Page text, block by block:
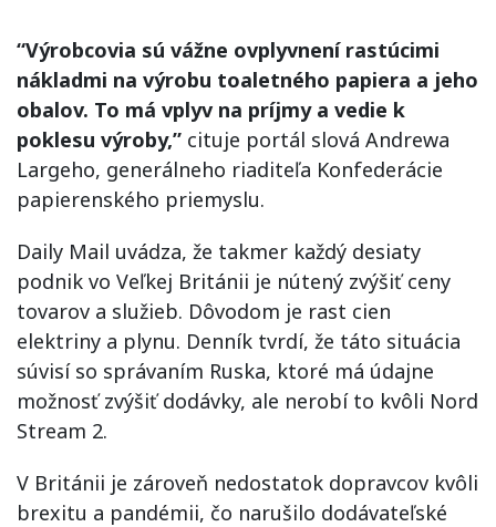
“Výrobcovia sú vážne ovplyvnení rastúcimi
nákladmi na výrobu toaletného papiera a jeho
obalov. To má vplyv na príjmy a vedie k
poklesu výroby,” cituje portál slová Andrewa
Largeho, generálneho riaditeľa Konfederácie
papierenského priemyslu.
Daily Mail uvádza, že takmer každý desiaty
podnik vo Veľkej Británii je nútený zvýšiť ceny
tovarov a služieb. Dôvodom je rast cien
elektriny a plynu. Denník tvrdí, že táto situácia
súvisí so správaním Ruska, ktoré má údajne
možnosť zvýšiť dodávky, ale nerobí to kvôli Nord
Stream 2.
V Británii je zároveň nedostatok dopravcov kvôli
brexitu a pandémii, čo narušilo dodávateľské